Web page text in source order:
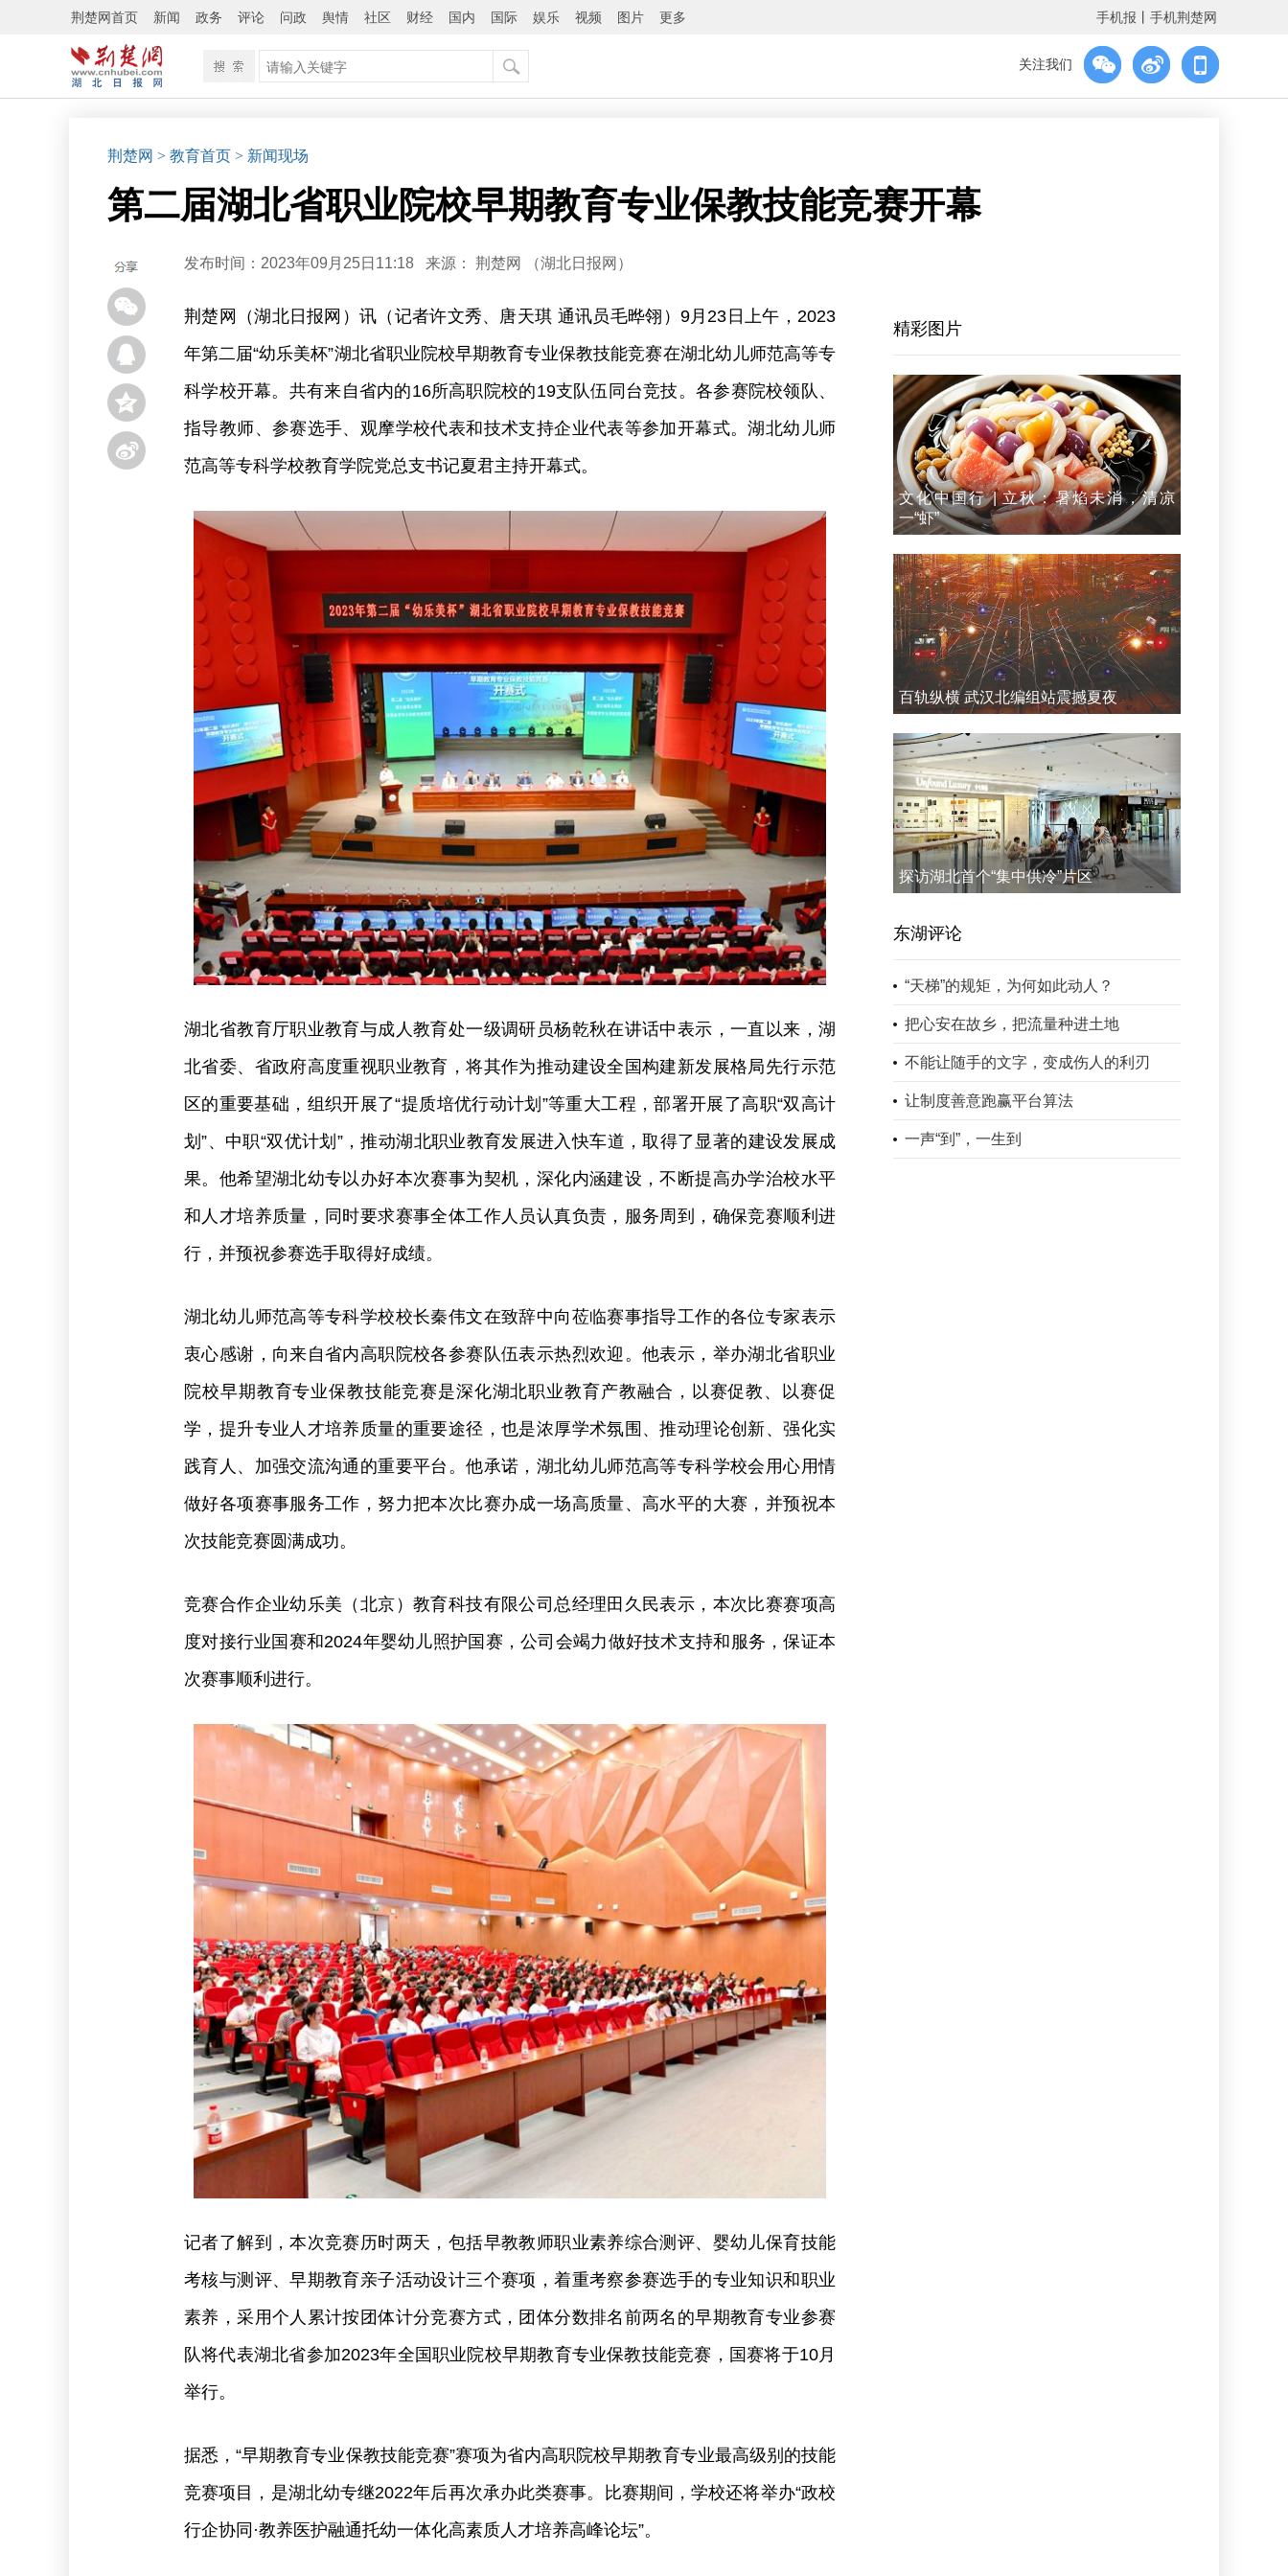
荆楚网首页 新闻 政务 评论 问政 舆情 社区 财经 国内 国际 娱乐 视频 图片 更多 手机报 手机荆楚网
关注我们
荆楚网 > 教育首页 > 新闻现场
第二届湖北省职业院校早期教育专业保教技能竞赛开幕
发布时间：2023年09月25日11:18 来源： 荆楚网 ​（湖北日报网）
荆楚网（湖北日报网）讯（记者许文秀、唐天琪 通讯员毛晔翎）9月23日上午，2023
年第二届“幼乐美杯”湖北省职业院校早期教育专业保教技能竞赛在湖北幼儿师范高等专
科学校开幕。共有来自省内的16所高职院校的19支队伍同台竞技。各参赛院校领队、
指导教师、参赛选手、观摩学校代表和技术支持企业代表等参加开幕式。湖北幼儿师
范高等专科学校教育学院党总支书记夏君主持开幕式。
湖北省教育厅职业教育与成人教育处一级调研员杨乾秋在讲话中表示，一直以来，湖
北省委、省政府高度重视职业教育，将其作为推动建设全国构建新发展格局先行示范
区的重要基础，组织开展了“提质培优行动计划”等重大工程，部署开展了高职“双高计
划”、中职“双优计划”，推动湖北职业教育发展进入快车道，取得了显著的建设发展成
果。他希望湖北幼专以办好本次赛事为契机，深化内涵建设，不断提高办学治校水平
和人才培养质量，同时要求赛事全体工作人员认真负责，服务周到，确保竞赛顺利进
行，并预祝参赛选手取得好成绩。
湖北幼儿师范高等专科学校校长秦伟文在致辞中向莅临赛事指导工作的各位专家表示
衷心感谢，向来自省内高职院校各参赛队伍表示热烈欢迎。他表示，举办湖北省职业
院校早期教育专业保教技能竞赛是深化湖北职业教育产教融合，以赛促教、以赛促
学，提升专业人才培养质量的重要途径，也是浓厚学术氛围、推动理论创新、强化实
践育人、加强交流沟通的重要平台。他承诺，湖北幼儿师范高等专科学校会用心用情
做好各项赛事服务工作，努力把本次比赛办成一场高质量、高水平的大赛，并预祝本
次技能竞赛圆满成功。
竞赛合作企业幼乐美（北京）教育科技有限公司总经理田久民表示，本次比赛赛项高
度对接行业国赛和2024年婴幼儿照护国赛，公司会竭力做好技术支持和服务，保证本
次赛事顺利进行。
记者了解到，本次竞赛历时两天，包括早教教师职业素养综合测评、婴幼儿保育技能
考核与测评、早期教育亲子活动设计三个赛项，着重考察参赛选手的专业知识和职业
素养，采用个人累计按团体计分竞赛方式，团体分数排名前两名的早期教育专业参赛
队将代表湖北省参加2023年全国职业院校早期教育专业保教技能竞赛，国赛将于10月
举行。
据悉，“早期教育专业保教技能竞赛”赛项为省内高职院校早期教育专业最高级别的技能
竞赛项目，是湖北幼专继2022年后再次承办此类赛事。比赛期间，学校还将举办“政校
行企协同·教养医护融通托幼一体化高素质人才培养高峰论坛”。
精彩图片
文化中国行 | 立秋：暑焰未消，清凉
一“虾”
百轨纵横 武汉北编组站震撼夏夜
探访湖北首个“集中供冷”片区
东湖评论
“天梯”的规矩，为何如此动人？
把心安在故乡，把流量种进土地
不能让随手的文字，变成伤人的利刃
让制度善意跑赢平台算法
一声“到”，一生到